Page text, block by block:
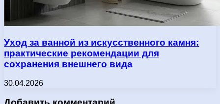
Уход за ванной из искусственного камня:
практические рекомендации для
сохранения внешнего вида
30.04.2026